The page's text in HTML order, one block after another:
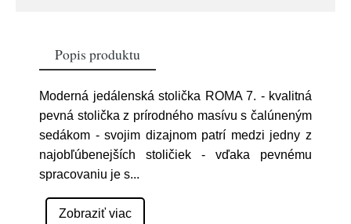
Popis produktu
Moderná jedálenská stolička ROMA 7. - kvalitná
pevná stolička z prírodného masívu s čalúneným
sedákom - svojim dizajnom patrí medzi jedny z
najobľúbenejších stoličiek - vďaka pevnému
spracovaniu je s...
Zobraziť viac